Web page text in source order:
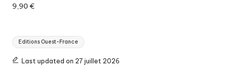
9,90 €
Tags:
Editions Ouest-France
Last updated on 27 juillet 2026